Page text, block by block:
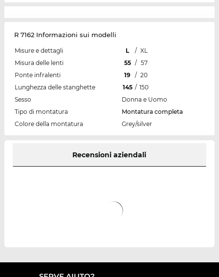
R 7162 Informazioni sui modelli
Misure e dettagli L / XL
Misura delle lenti
55 / 57
Ponte infralenti
19 / 20
Lunghezza delle stanghette
145 / 150
Sesso
Donna e Uomo
Tipo di montatura
Montatura completa
Colore della montatura
Grey/silver
Recensioni aziendali